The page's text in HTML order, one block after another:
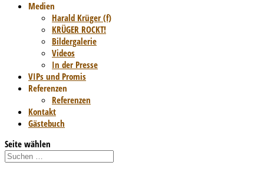
Medien
Harald Krüger (f)
KRÜGER ROCKT!
Bildergalerie
Videos
In der Presse
VIPs und Promis
Referenzen
Referenzen
Kontakt
Gästebuch
Seite wählen